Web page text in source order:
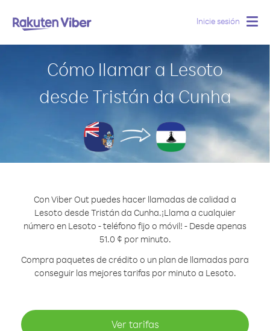
Inicie sesión
Cómo llamar a Lesoto
desde Tristán da Cunha
Con Viber Out puedes hacer llamadas de calidad a
Lesoto desde Tristán da Cunha.¡Llama a cualquier
número en Lesoto - teléfono fijo o móvil! - Desde apenas
51.0 ¢ por minuto.
Compra paquetes de crédito o un plan de llamadas para
conseguir las mejores tarifas por minuto a Lesoto.
Ver tarifas